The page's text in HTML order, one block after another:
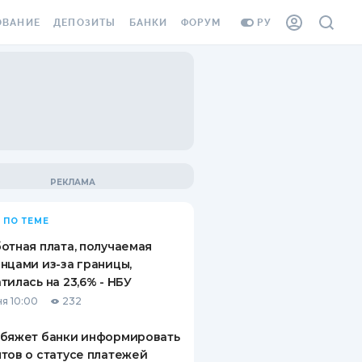
РУ
ВИНЬЕТКА
СОТРУДНИКОВ
ОТ
СЛУЧАЕВ
ДЕПОЗИТЫ
ВОПРОСЫ И ОТВЕТЫ
ПУТЕВОДИТЕЛИ ПО
СБЕРЕЖЕНИЯМ
БАНКИ ФОРУМ
ПО ТЕМЕ
плата, получаемая
из-за границы,
на 23,6% - НБУ
10:00 232
банки информировать
о статусе платежей